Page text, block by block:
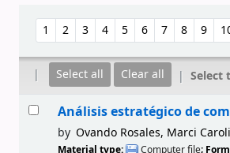
Sort
1 2 3 4 5 6 7 8 9
Select all
Clear all Select
Results
Análisis estratégico de
by Ovando Rosales, Marci
Material type: Computer file;